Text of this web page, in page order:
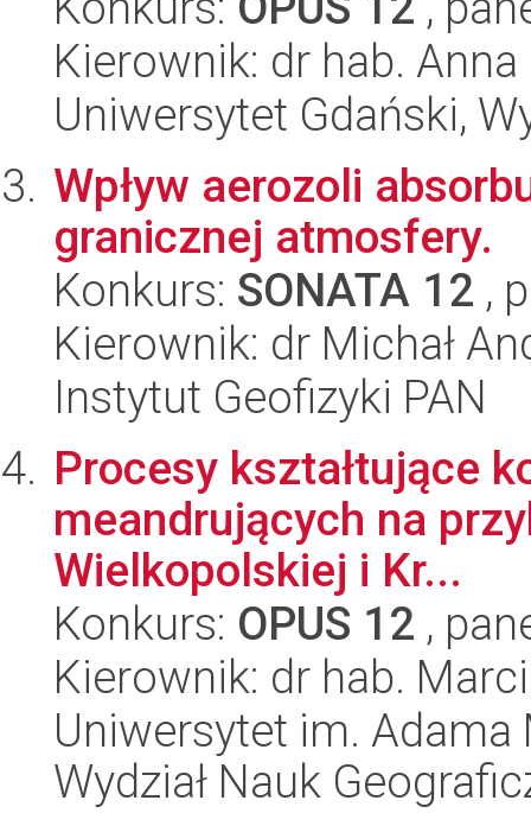
Kierownik: dr hab.
Uniwersytet Gdański,
Wpływ aerozoli
granicznej atmosfery.
Konkurs: SONATA 12 ,
Kierownik: dr Michał
Instytut Geofizyki PAN
Procesy kształtujące
meandrujących na
Wielkopolskiej i Kr...
Konkurs: OPUS 12 ,
Kierownik: dr hab.
Uniwersytet im.
Wydział Nauk